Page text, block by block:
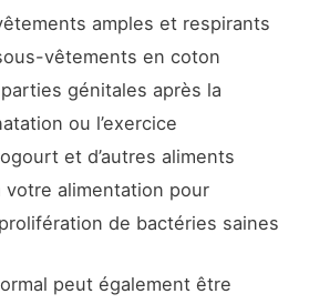
amples et respirants
vêtements en coton
génitales après la
ou l’exercice
et d’autres aliments
votre alimentation pour
de bactéries saines
peut également être